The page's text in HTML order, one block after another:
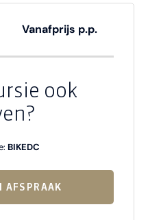
Vanafprijs p.p.
ook
BIKEDC
AFSPRAAK